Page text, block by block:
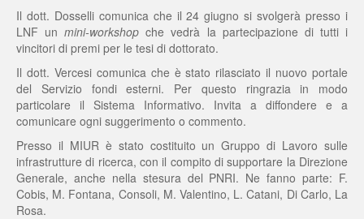
Il dott. Dosselli comunica che il 24 giugno si svolgerà presso i
LNF unmini-workshop che vedrà la partecipazione di tutti i
vincitori di premi per le tesi di dottorato.
Il dott. Vercesi comunica che è stato rilasciato il nuovo portale
del Servizio fondi esterni. Per questo ringrazia in modo
particolare il Sistema Informativo. Invita a diffondere e a
comunicare ogni suggerimento o commento.
Presso il MIUR è stato costituito un Gruppo di Lavoro sulle
infrastrutture di ricerca, con il compito di supportare la Direzione
Generale, anche nella stesura del PNRI. Ne fanno parte: F.
Cobis, M. Fontana, Consoli, M. Valentino, L. Catani, Di Carlo, La
Rosa.